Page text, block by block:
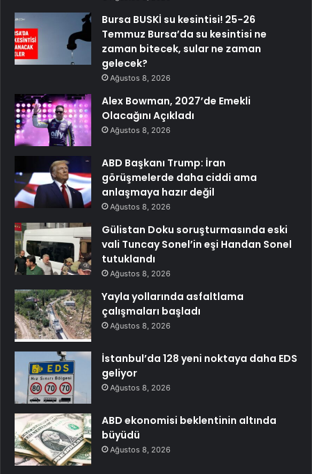
Bursa BUSKİ su kesintisi! 25-26
Temmuz Bursa’da su kesintisi ne
zaman bitecek, sular ne zaman
gelecek?
Ağustos 8, 2026
Alex Bowman, 2027’de Emekli
Olacağını Açıkladı
Ağustos 8, 2026
ABD Başkanı Trump: İran
görüşmelerde daha ciddi ama
anlaşmaya hazır değil
Ağustos 8, 2026
Gülistan Doku soruşturmasında eski
vali Tuncay Sonel’in eşi Handan Sonel
tutuklandı
Ağustos 8, 2026
Yayla yollarında asfaltlama
çalışmaları başladı
Ağustos 8, 2026
İstanbul’da 128 yeni noktaya daha EDS
geliyor
Ağustos 8, 2026
ABD ekonomisi beklentinin altında
büyüdü
Ağustos 8, 2026